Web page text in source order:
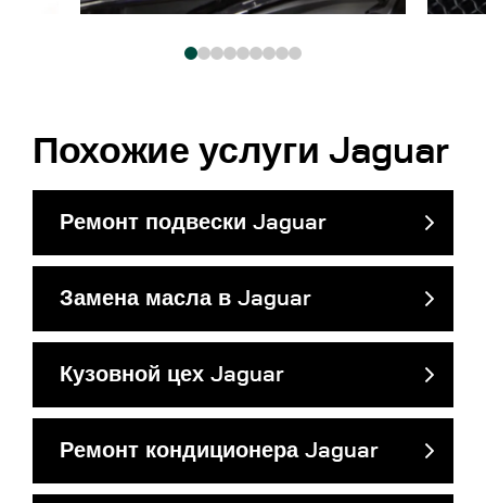
Похожие услуги Jaguar
Ремонт подвески Jaguar
Замена масла в Jaguar
Кузовной цех Jaguar
Ремонт кондиционера Jaguar